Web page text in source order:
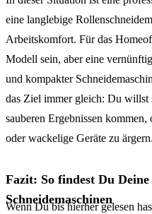
eine langlebige
Arbeitskomfort. Für das
Modell sein, aber eine
und kompakter
das Ziel immer gleich: Du willst
sauberen Ergebnissen
oder wackelige Geräte zu ärgern.
Fazit: So findest Du
Schneidemaschinen
Wenn Du bis hierher gelesen